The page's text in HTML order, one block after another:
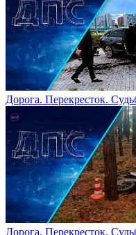
Дорога. Перекресток.
Дорога. Перекресток.